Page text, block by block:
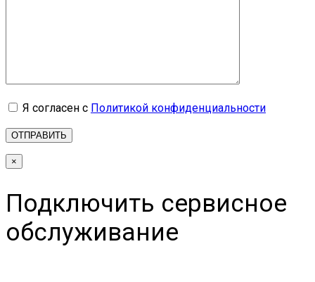
Я согласен с Политикой конфиденциальности
×
Подключить сервисное
обслуживание